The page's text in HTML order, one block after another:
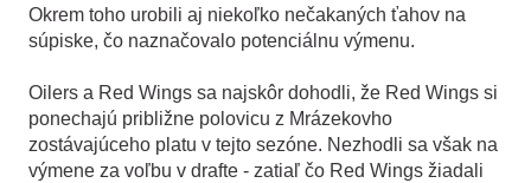
Okrem toho urobili aj niekoľko nečakaných ťahov na
súpiske, čo naznačovalo potenciálnu výmenu.
Oilers a Red Wings sa najskôr dohodli, že Red Wings si
ponechajú približne polovicu z Mrázekovho
zostávajúceho platu v tejto sezóne. Nezhodli sa však na
výmene za voľbu v drafte - zatiaľ čo Red Wings žiadali